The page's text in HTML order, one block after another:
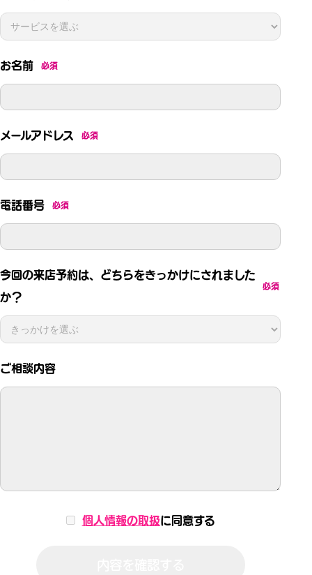
お名前 必須
メールアドレス 必須
電話番号 必須
今回の来店予約は、どちらをきっかけにされました
か？
必須
ご相談内容
個人情報の取扱に同意する